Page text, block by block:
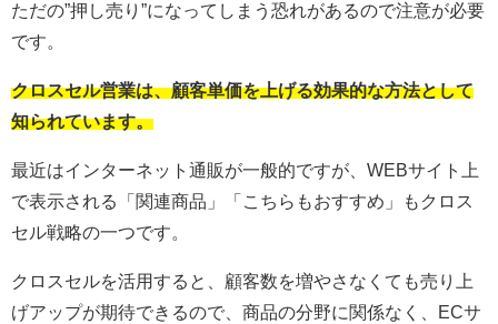
ただの”押し売り”になってしまう恐れがあるので注意が必要
です。
クロスセル営業は、顧客単価を上げる効果的な方法として
知られています。
最近はインターネット通販が一般的ですが、WEBサイト上
で表示される「関連商品」「こちらもおすすめ」もクロス
セル戦略の一つです。
クロスセルを活用すると、顧客数を増やさなくても売り上
げアップが期待できるので、商品の分野に関係なく、ECサ